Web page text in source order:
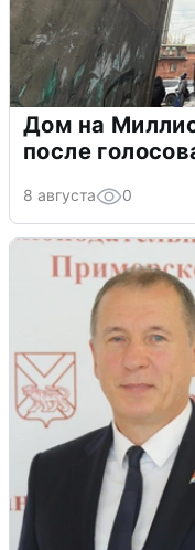
Дом на
после
8 августа 0